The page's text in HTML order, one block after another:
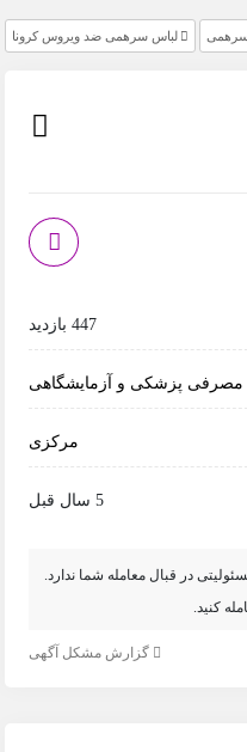
لباس سرهمی ضد ویروس کرونا
447 بازدید
مصرفی پزشکی و آزمایشگاهی
مرکزی
5 سال قبل
در قبال معامله شما ندارد.
کنید.
گزارش مشکل آگهی